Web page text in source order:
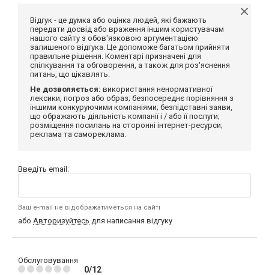
Відгук - це думка або оцінка людей, які бажають
передати досвід або враження іншим користувачам
нашого сайту з обов'язковою аргументацією
залишеного відгука. Це допоможе багатьом прийняти
правильне рішення. Коментарі призначені для
спілкування та обговорення, а також для роз'яснення
питань, що цікавлять.
Не дозволяється: використання ненормативної
лексики, погроз або образ; безпосереднє порівняння з
іншими конкуруючими компаніями; безпідставні заяви,
що ображають діяльність компанії і / або її послуги;
розміщення посилань на сторонні інтернет-ресурси;
реклама та самореклама.
Введіть email:
Ваш e-mail не відображатиметься на сайті
або Авторизуйтесь для написання відгуку
Обслуговування
0/12